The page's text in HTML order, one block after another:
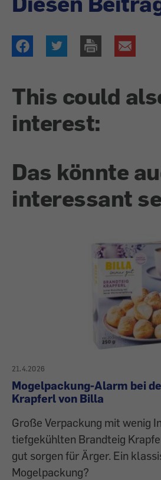
This could
interest:
Das könnte
interessant
21.4.2026
Mogelpackung-Alarm bei
Krapferl von Billa
Große Verpackung mit wenig
tiefgekühlten Brandteig
gut sorgen für Ärger. Ein
Mogelpackung?